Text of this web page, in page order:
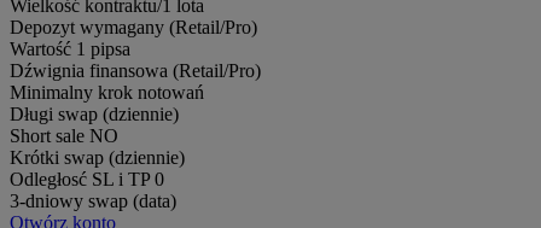
Wielkość kontraktu/1 lota
Depozyt wymagany (Retail/Pro)
Wartość 1 pipsa
Dźwignia finansowa (Retail/Pro)
Minimalny krok notowań
Długi swap (dziennie)
Short sale NO
Krótki swap (dziennie)
Odległosć SL i TP 0
3-dniowy swap (data)
Otwórz konto